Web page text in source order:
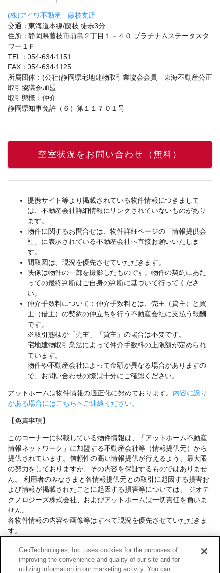
(株)アイワ不動産 藤枝支店
交通：東海道本線/藤枝 徒歩3分
住所：静岡県藤枝市前島２丁目１－４０ プラチナムステータスタ
ワー１Ｆ
TEL：054-634-1151
FAX：054-634-1125
所属団体：(公社)静岡県宅地建物取引業協会会員 東海不動産公正
取引協議会加盟
取引態様：仲介
静岡県知事免許（６）第１１７０１号
空室状況をお問い合わせ（無料）
提携サイト等より掲載されている物件情報につきまして
は、不動産会社詳細情報にリンクされていないものがあり
ます。
物件に関するお問合せは、物件詳細ページの「情報提供会
社」に表示されている不動産会社へ直接お願いいたしま
す。
間取図は、現況を優先させていただきます。
映像は物件の一部を撮影したものです。物件の契約にあた
っての最終判断はご自身の判断に基づいて行ってくださ
い。
仲介手数料について：仲介手数料とは、売主（貸主）と買
主（借主）の契約の仲立ちを行う不動産会社に支払う報酬
です。
※取引態様が「売主」「貸主」の場合は不要です。
宅地建物取引業法によって仲介手数料の上限額が定められ
ています。
物件や不動産会社によって金額が異なる場合がありますの
で、お問い合わせの際は十分にご確認ください。
アットホームは物件情報の適正化に努めております。 内容に誤り
がある場合にはこちらへご連絡ください。
【免責事項】
このコーナーに掲載している物件情報は、「アットホーム不動産
情報ネットワーク」に加盟する不動産会社等（情報提供元）から
提供されています。信頼性の高い情報提供が行えるよう、最大限
の努力をしておりますが、その内容を保証するものではありませ
ん。 利用者のみなさまと各情報提供元との取引に起因する損害お
よび情報が掲載されたことに起因する損害等については、 ジオテ
クノロジーズ株式会社、およびアットホームは一切責任を負いま
せん。
各物件情報の内容や画像等はすべて現況を優先させていただきま
す。
容や契約条件等について、 各情報提供元より十分な説明を受け、
ご自身でご確認の上、判断してください。
GeoTechnologies, Inc. uses cookies for the purposes of
improving the convenience and quality of our site and for
utilizing information in our marketing activity. You can